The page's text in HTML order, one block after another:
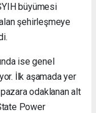
büyümesi
şehirleşmeye
ise genel
İlk aşamada yer
odaklanan alt
Power